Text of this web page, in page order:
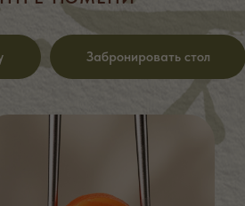
Забронировать стол